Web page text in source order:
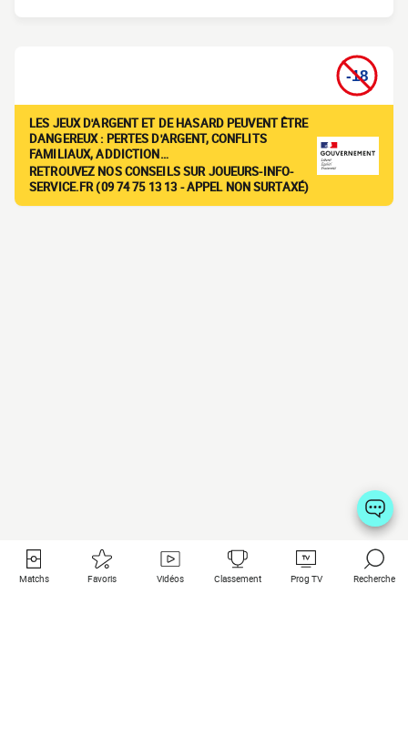
LES JEUX D'ARGENT ET DE HASARD PEUVENT ÊTRE
DANGEREUX : PERTES D'ARGENT, CONFLITS
FAMILIAUX, ADDICTION…
RETROUVEZ NOS CONSEILS SUR JOUEURS-INFO-
SERVICE.FR (09 74 75 13 13 - APPEL NON SURTAXÉ)
Matchs Favoris Vidéos Classement Prog TV Recherche